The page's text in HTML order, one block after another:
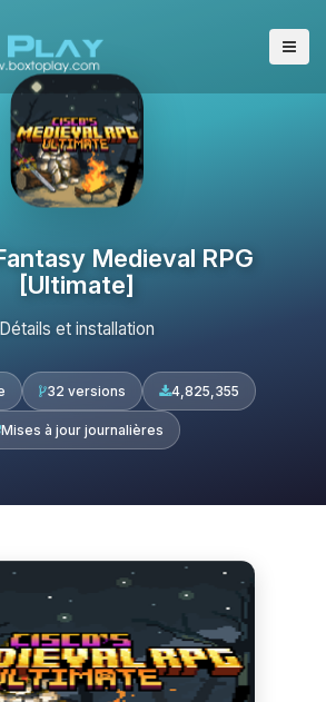
Medieval RPG
[Ultimate]
Détails et installation
32 versions 4,825,355
Mises à jour journalières